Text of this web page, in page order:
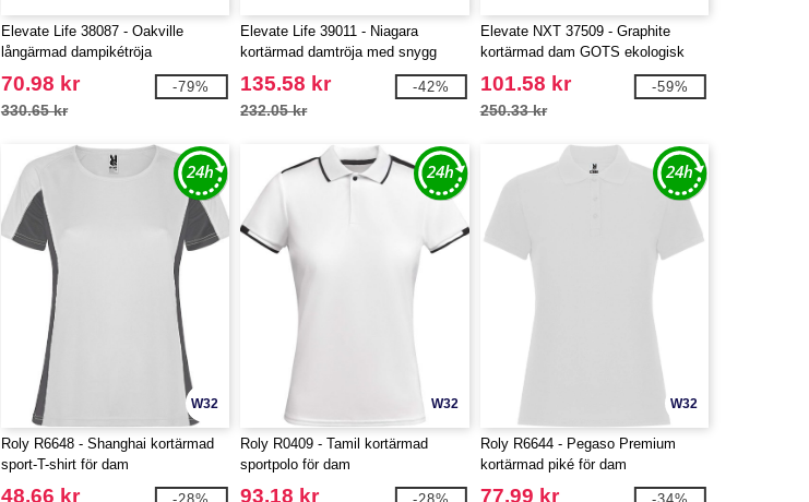
Elevate Life 38087 - Oakville
långärmad dampikétröja
70.98 kr
330.65 kr
-79%
Elevate Life 39011 - Niagara
kortärmad damtröja med snygg
passform
135.58 kr
232.05 kr
-42%
Elevate NXT 37509 - Graphite
kortärmad dam GOTS ekologisk
piké
101.58 kr
250.33 kr
-59%
W32
Roly R6648 - Shanghai kortärmad
sport-T-shirt för dam
48.66 kr
W32
Roly R0409 - Tamil kortärmad
sportpolo för dam
93.18 kr
W32
Roly R6644 - Pegaso Premium
kortärmad piké för dam
77.99 kr